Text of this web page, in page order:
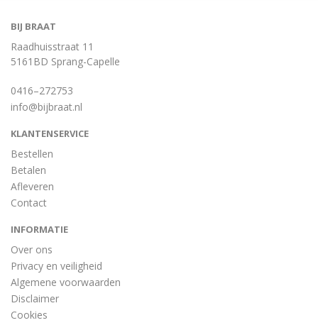
BIJ BRAAT
Raadhuisstraat 11
5161BD Sprang-Capelle
0416–272753
info@bijbraat.nl
KLANTENSERVICE
Bestellen
Betalen
Afleveren
Contact
INFORMATIE
Over ons
Privacy en veiligheid
Algemene voorwaarden
Disclaimer
Cookies